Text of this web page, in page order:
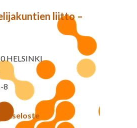
liitto –
HELSINKI
8